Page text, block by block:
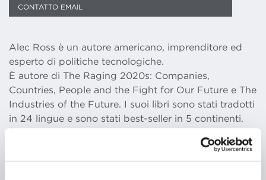
CONTATTO EMAIL
Alec Ross è un autore americano, imprenditore ed
esperto di politiche tecnologiche.
È autore di The Raging 2020s: Companies,
Countries, People and the Fight for Our Future e The
Industries of the Future. I suoi libri sono stati tradotti
in 24 lingue e sono stati best-seller in 5 continenti.
amministrazione di aziende nei settori della